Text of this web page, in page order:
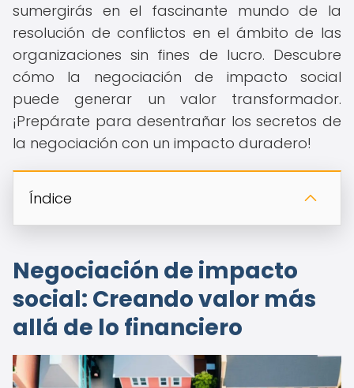
sumergirás en el fascinante mundo de la
resolución de conflictos en el ámbito de las
organizaciones sin fines de lucro. Descubre
cómo la negociación de impacto social
puede generar un valor transformador.
¡Prepárate para desentrañar los secretos de
la negociación con un impacto duradero!
Índice
Negociación de impacto
social: Creando valor más
allá de lo financiero